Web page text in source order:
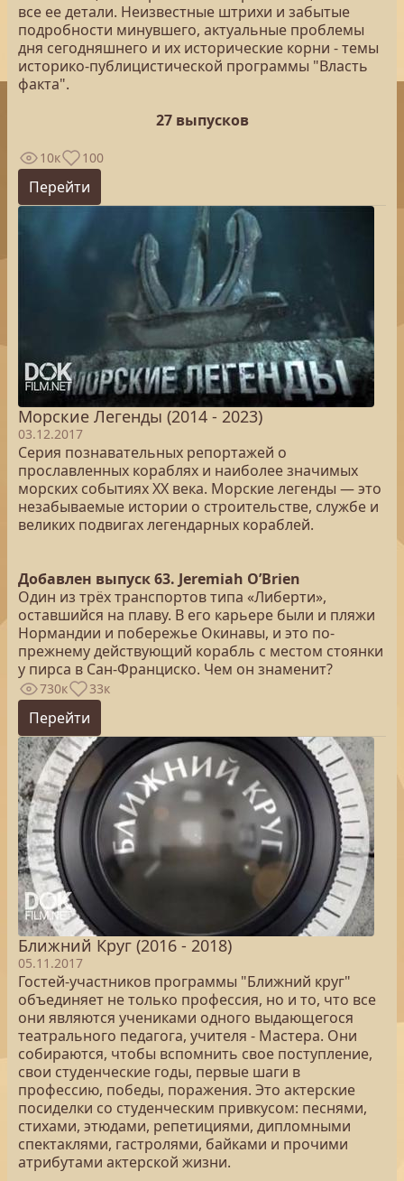
все ее детали. Неизвестные штрихи и забытые
подробности минувшего, актуальные проблемы
дня сегодняшнего и их исторические корни - темы
историко-публицистической программы "Власть
факта".
27 выпусков
10к 100
Перейти
Морские Легенды (2014 - 2023)
03.12.2017
Серия познавательных репортажей о
прославленных кораблях и наиболее значимых
морских событиях XX века. Морские легенды — это
незабываемые истории о строительстве, службе и
великих подвигах легендарных кораблей.
Добавлен выпуск 63. Jeremiah O’Brien
Один из трёх транспортов типа «Либерти»,
оставшийся на плаву. В его карьере были и пляжи
Нормандии и побережье Окинавы, и это по-
прежнему действующий корабль с местом стоянки
у пирса в Сан-Франциско. Чем он знаменит?
730к 33к
Перейти
Ближний Круг (2016 - 2018)
05.11.2017
Гостей-участников программы "Ближний круг"
объединяет не только профессия, но и то, что все
они являются учениками одного выдающегося
театрального педагога, учителя - Мастера. Они
собираются, чтобы вспомнить свое поступление,
свои студенческие годы, первые шаги в
профессию, победы, поражения. Это актерские
посиделки со студенческим привкусом: песнями,
стихами, этюдами, репетициями, дипломными
спектаклями, гастролями, байками и прочими
атрибутами актерской жизни.